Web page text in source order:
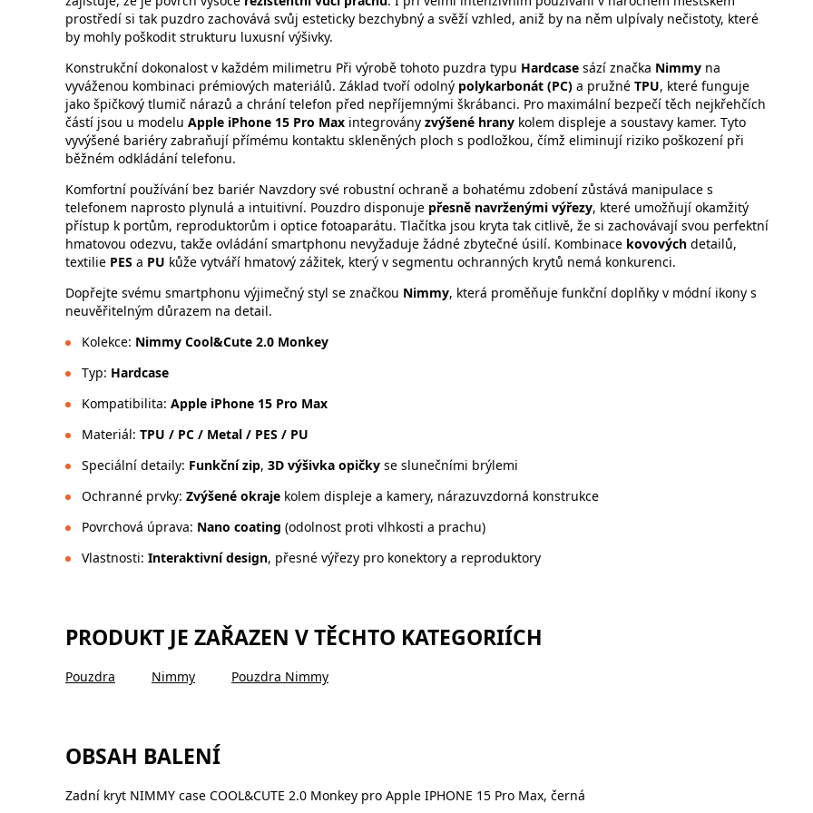
prostředí si tak puzdro zachovává svůj esteticky bezchybný a svěží vzhled, aniž by na něm ulpívaly nečistoty, které
by mohly poškodit strukturu luxusní výšivky.
Konstrukční dokonalost v každém milimetru Při výrobě tohoto puzdra typu Hardcase sází značka Nimmy na
vyváženou kombinaci prémiových materiálů. Základ tvoří odolný polykarbonát (PC) a pružné TPU, které funguje
jako špičkový tlumič nárazů a chrání telefon před nepříjemnými škrábanci. Pro maximální bezpečí těch nejkřehčích
částí jsou u modelu Apple iPhone 15 Pro Max integrovány zvýšené hrany kolem displeje a soustavy kamer. Tyto
vyvýšené bariéry zabraňují přímému kontaktu skleněných ploch s podložkou, čímž eliminují riziko poškození při
běžném odkládání telefonu.
Komfortní používání bez bariér Navzdory své robustní ochraně a bohatému zdobení zůstává manipulace s
telefonem naprosto plynulá a intuitivní. Pouzdro disponuje přesně navrženými výřezy, které umožňují okamžitý
přístup k portům, reproduktorům i optice fotoaparátu. Tlačítka jsou kryta tak citlivě, že si zachovávají svou perfektní
hmatovou odezvu, takže ovládání smartphonu nevyžaduje žádné zbytečné úsilí. Kombinace kovových detailů,
textilie PES a PU kůže vytváří hmatový zážitek, který v segmentu ochranných krytů nemá konkurenci.
Dopřejte svému smartphonu výjimečný styl se značkou Nimmy, která proměňuje funkční doplňky v módní ikony s
neuvěřitelným důrazem na detail.
Kolekce: Nimmy Cool&Cute 2.0 Monkey
Typ: Hardcase
Kompatibilita: Apple iPhone 15 Pro Max
Materiál: TPU / PC / Metal / PES / PU
Speciální detaily: Funkční zip, 3D výšivka opičkyse slunečními brýlemi
Ochranné prvky: Zvýšené okrajekolem displeje a kamery, nárazuvzdorná konstrukce
Povrchová úprava: Nano coating (odolnost proti vlhkosti a prachu)
Vlastnosti: Interaktivní design, přesné výřezy pro konektory a reproduktory
PRODUKT JE ZAŘAZEN V TĚCHTO KATEGORIÍCH
Pouzdra Nimmy Pouzdra Nimmy
OBSAH BALENÍ
Zadní kryt NIMMY case COOL&CUTE 2.0 Monkey pro Apple IPHONE 15 Pro Max, černá